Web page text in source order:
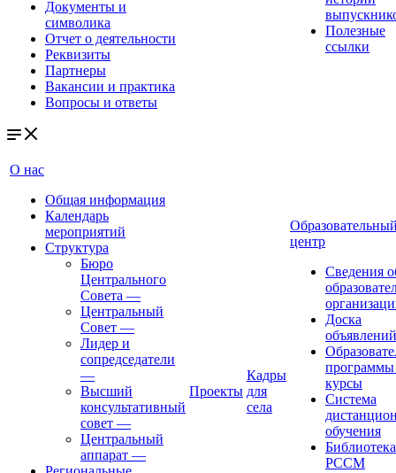
Документы и
символика
Отчет о деятельности
Реквизиты
Партнеры
Вакансии и практика
Вопросы и ответы
Полезные
ссылки
О нас
Общая информация
Календарь
мероприятий
Структура
Бюро
Центрального
Совета —
Центральный
Совет —
Лидер и
сопредседатели
—
Высший
консультативный
совет —
Центральный
аппарат —
Проекты
Кадры
для
села
центр
Сведения
Доска
объявлений
курсы
Система
обучения
Библиотека
РССМ